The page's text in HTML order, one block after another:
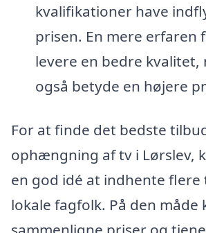
kvalifikationer have
prisen. En mere erfaren
levere en bedre kvalitet,
også betyde en højere
For at finde det bedste
ophængning af tv i Lørslev,
en god idé at indhente flere
lokale fagfolk. På den måde